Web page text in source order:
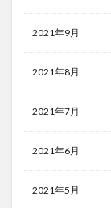
2021年9月
2021年8月
2021年7月
2021年6月
2021年5月